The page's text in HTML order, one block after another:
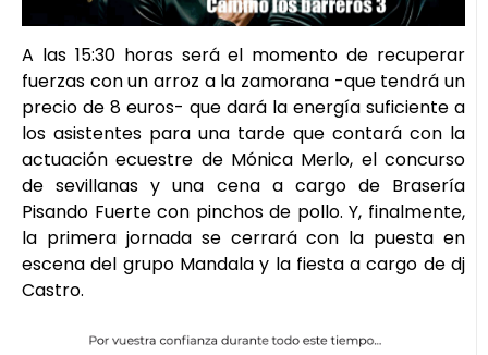
A las 15:30 horas será el momento de recuperar
fuerzas con un arroz a la zamorana -que tendrá un
precio de 8 euros- que dará la energía suficiente a
los asistentes para una tarde que contará con la
actuación ecuestre de Mónica Merlo, el concurso
de sevillanas y una cena a cargo de Brasería
Pisando Fuerte con pinchos de pollo. Y, finalmente,
la primera jornada se cerrará con la puesta en
escena del grupo Mandala y la fiesta a cargo de dj
Castro.